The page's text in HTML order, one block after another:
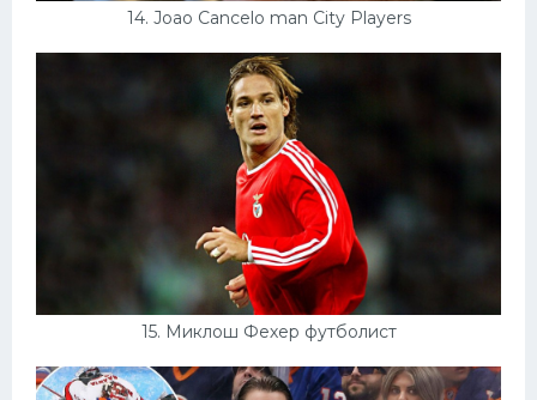
14. Joao Cancelo man City Players
15. Миклош Фехер футболист